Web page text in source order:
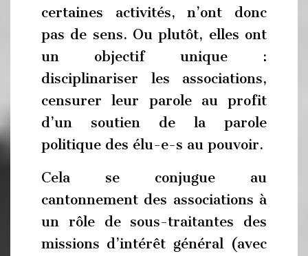
certaines activités, n’ont donc
pas de sens. Ou plutôt, elles ont
un objectif unique :
disciplinariser les associations,
censurer leur parole au profit
d’un soutien de la parole
politique des élu-e-s au pouvoir.
Cela se conjugue au
cantonnement des associations à
un rôle de sous-traitantes des
missions d’intérêt général (avec